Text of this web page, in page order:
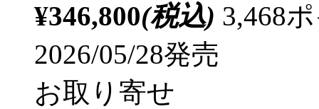
¥346,800(税込) 3,468
2026/05/28発売
お取り寄せ